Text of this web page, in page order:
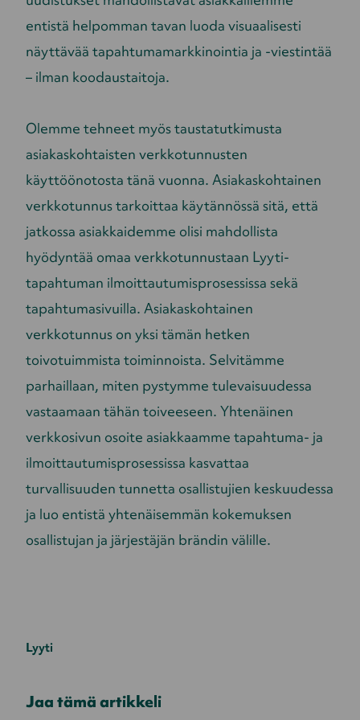
entistä helpomman tavan luoda visuaalisesti
näyttävää tapahtumamarkkinointia ja -viestintää
– ilman koodaustaitoja.
Olemme tehneet myös taustatutkimusta
asiakaskohtaisten verkkotunnusten
käyttöönotosta tänä vuonna. Asiakaskohtainen
verkkotunnus tarkoittaa käytännössä sitä, että
jatkossa asiakkaidemme olisi mahdollista
hyödyntää omaa verkkotunnustaan Lyyti-
tapahtuman ilmoittautumisprosessissa sekä
tapahtumasivuilla. Asiakaskohtainen
verkkotunnus on yksi tämän hetken
toivotuimmista toiminnoista. Selvitämme
parhaillaan, miten pystymme tulevaisuudessa
vastaamaan tähän toiveeseen. Yhtenäinen
verkkosivun osoite asiakkaamme tapahtuma- ja
ilmoittautumisprosessissa kasvattaa
turvallisuuden tunnetta osallistujien keskuudessa
ja luo entistä yhtenäisemmän kokemuksen
osallistujan ja järjestäjän brändin välille.
Lyyti
Jaa tämä artikkeli